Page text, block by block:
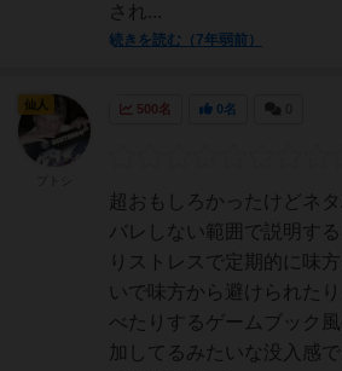
され...
続きを読む（7年弱前）
500名 0名
超おもしろかったけどネ
バレしない範囲で説明す
りストレスで定期的に味
いで味方から避けられた
べたりするゲームブック
加してるみたいな没入感
仙人